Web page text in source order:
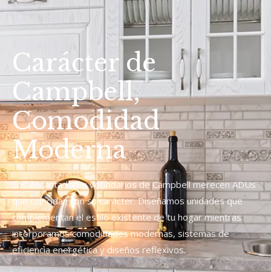
Carácter de
Campbell,
Comodidad
Moderna
Los encantadores vecindarios de Campbell merecen ADUs
que coincidan con su carácter. Diseñamos unidades que
complementan el estilo existente de tu hogar mientras
incorporamos comodidades modernas, sistemas de
eficiencia energética y diseños reflexivos.